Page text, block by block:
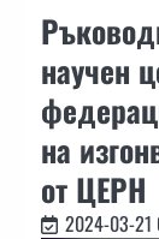
научен
на
от ЦЕРН
2024-03-21